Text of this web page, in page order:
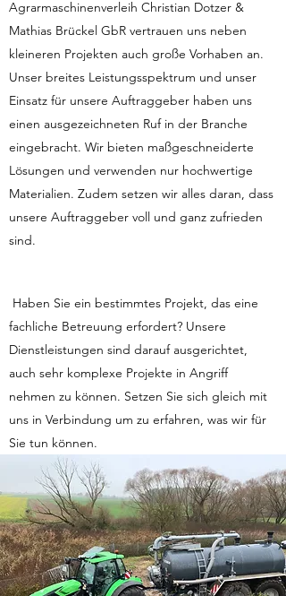
Agrarmaschinenverleih Christian Dotzer &
Mathias Brückel GbR vertrauen uns neben
kleineren Projekten auch große Vorhaben an.
Unser breites Leistungsspektrum und unser
Einsatz für unsere Auftraggeber haben uns
einen ausgezeichneten Ruf in der Branche
eingebracht. Wir bieten maßgeschneiderte
Lösungen und verwenden nur hochwertige
Materialien. Zudem setzen wir alles daran, dass
unsere Auftraggeber voll und ganz zufrieden
sind.
Haben Sie ein bestimmtes Projekt, das eine
fachliche Betreuung erfordert? Unsere
Dienstleistungen sind darauf ausgerichtet,
auch sehr komplexe Projekte in Angriff
nehmen zu können. Setzen Sie sich gleich mit
uns in Verbindung um zu erfahren, was wir für
Sie tun können.